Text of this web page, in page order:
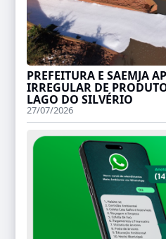
PREFEITURA E SAEMJA
IRREGULAR DE
LAGO DO SILVÉRIO
27/07/2026